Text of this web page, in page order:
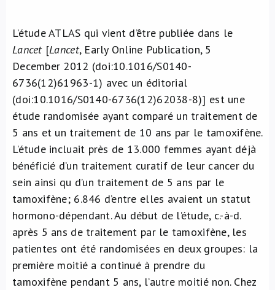
L’étude ATLAS qui vient d’être publiée dans le
Lancet [Lancet, Early Online Publication, 5
December 2012 (doi:10.1016/S0140-
6736(12)61963-1) avec un éditorial
(doi:10.1016/S0140-6736(12)62038-8)] est une
étude randomisée ayant comparé un traitement de
5 ans et un traitement de 10 ans par le tamoxifène.
L’étude incluait près de 13.000 femmes ayant déjà
bénéficié d’un traitement curatif de leur cancer du
sein ainsi qu d’un traitement de 5 ans par le
tamoxifène; 6.846 d’entre elles avaient un statut
hormono-dépendant. Au début de l’étude, c.-à-d.
après 5 ans de traitement par le tamoxifène, les
patientes ont été randomisées en deux groupes: la
première moitié a continué à prendre du
tamoxifène pendant 5 ans, l’autre moitié non. Chez